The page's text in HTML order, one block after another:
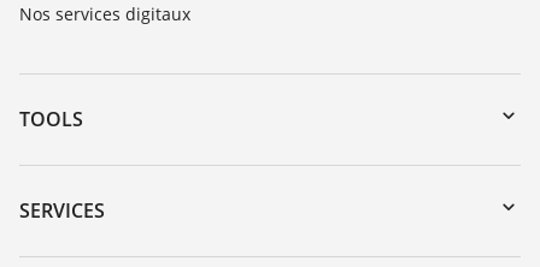
Nos services digitaux
TOOLS
Téléchargements
Recherche par numéro de série
SERVICES
Retour d'appareil